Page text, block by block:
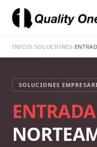
INICIO/SOLUCIONES/
SOLUCIONES
ENTRADA